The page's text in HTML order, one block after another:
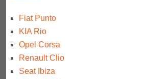
Fiat Punto
KIA Rio
Opel Corsa
Renault Clio
Seat Ibiza